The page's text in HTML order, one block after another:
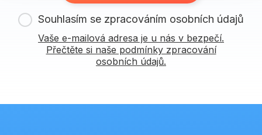
Souhlasím se zpracováním osobních údajů
Vaše e-mailová adresa je u nás v bezpečí.
Přečtěte si naše podmínky zpracování
osobních údajů.